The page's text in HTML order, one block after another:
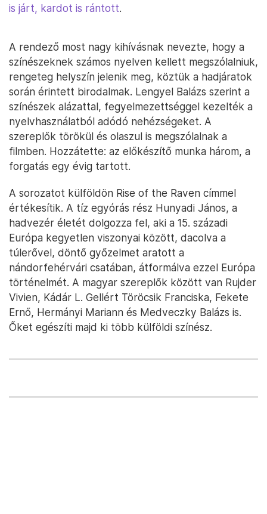
is járt, kardot is rántott.
A rendező most nagy kihívásnak nevezte, hogy a
színészeknek számos nyelven kellett megszólalniuk,
rengeteg helyszín jelenik meg, köztük a hadjáratok
során érintett birodalmak. Lengyel Balázs szerint a
színészek alázattal, fegyelmezettséggel kezelték a
nyelvhasználatból adódó nehézségeket. A
szereplők törökül és olaszul is megszólalnak a
filmben. Hozzátette: az előkészítő munka három, a
forgatás egy évig tartott.
A sorozatot külföldön Rise of the Raven címmel
értékesítik. A tíz egyórás rész Hunyadi János, a
hadvezér életét dolgozza fel, aki a 15. századi
Európa kegyetlen viszonyai között, dacolva a
túlerővel, döntő győzelmet aratott a
nándorfehérvári csatában, átformálva ezzel Európa
történelmét. A magyar szereplők között van Rujder
Vivien, Kádár L. Gellért Töröcsik Franciska, Fekete
Ernő, Hermányi Mariann és Medveczky Balázs is.
Őket egészíti majd ki több külföldi színész.